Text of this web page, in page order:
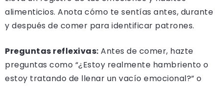
alimenticios. Anota cómo te sentías antes, durante
y después de comer para identificar patrones.
Preguntas reflexivas: Antes de comer, hazte
preguntas como “¿Estoy realmente hambriento o
estoy tratando de llenar un vacío emocional?” o